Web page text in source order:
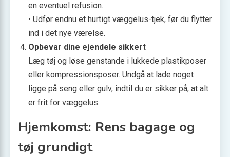
en eventuel refusion.
• Udfør endnu et hurtigt væggelus-tjek, før du flytter
ind i det nye værelse.
Opbevar dine ejendele sikkert
Læg tøj og løse genstande i lukkede plastikposer
eller kompressionsposer. Undgå at lade noget
ligge på seng eller gulv, indtil du er sikker på, at alt
er frit for væggelus.
Hjemkomst: Rens bagage og
tøj grundigt